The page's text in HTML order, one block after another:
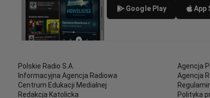
Google Play App
Polskie Radio S.A.
Informacyjna Agencja Radiowa
Centrum Edukacji Medialnej
Redakcja Katolicka
Agencja
Agencja
Polityka